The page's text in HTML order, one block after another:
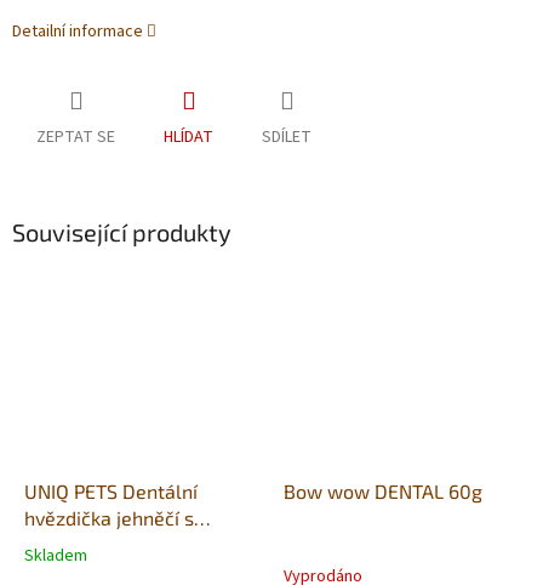
Detailní informace
ZEPTAT SE HLÍDAT SDÍLET
Související produkty
UNIQ PETS Dentální
hvězdička jehněčí s
glucosam.15x2cm střední
Průměrné
Skladem
Bow wow DENTAL 60g
Vyprodáno